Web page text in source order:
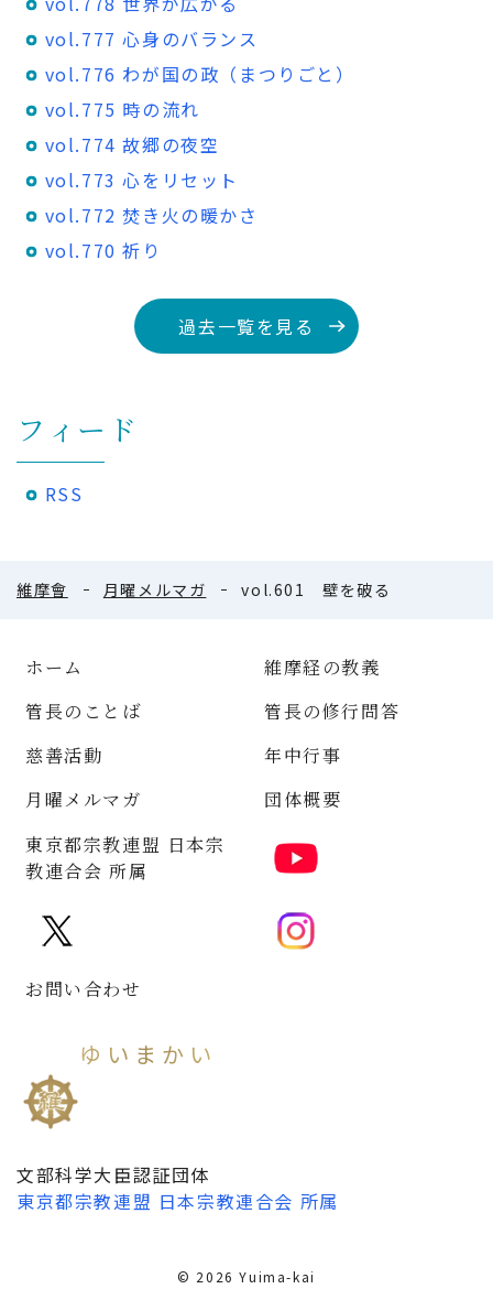
vol.777 心身のバランス
vol.776 わが国の政（まつりごと）
vol.775 時の流れ
vol.774 故郷の夜空
vol.773 心をリセット
vol.772 焚き火の暖かさ
vol.770 祈り
過去一覧を見る
フィード
RSS
維摩會 月曜メルマガ vol.601 壁を破る
ホーム
維摩経の教義
管長のことば
管長の修行問答
慈善活動
年中行事
月曜メルマガ
団体概要
東京都宗教連盟 日本宗
教連合会 所属
お問い合わせ
維摩會
ゆいまかい
文部科学大臣認証団体
東京都宗教連盟 日本宗教連合会 所属
© 2026 Yuima-kai